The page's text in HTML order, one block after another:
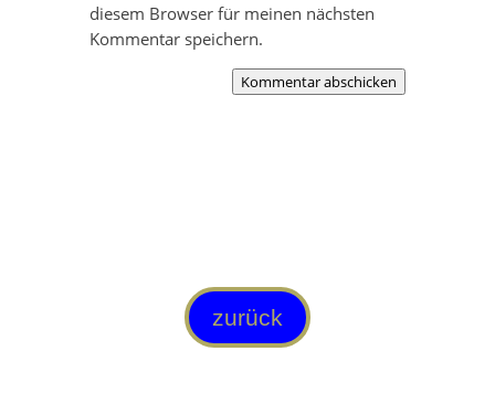
diesem Browser für meinen nächsten
Kommentar speichern.
Kommentar abschicken
zurück